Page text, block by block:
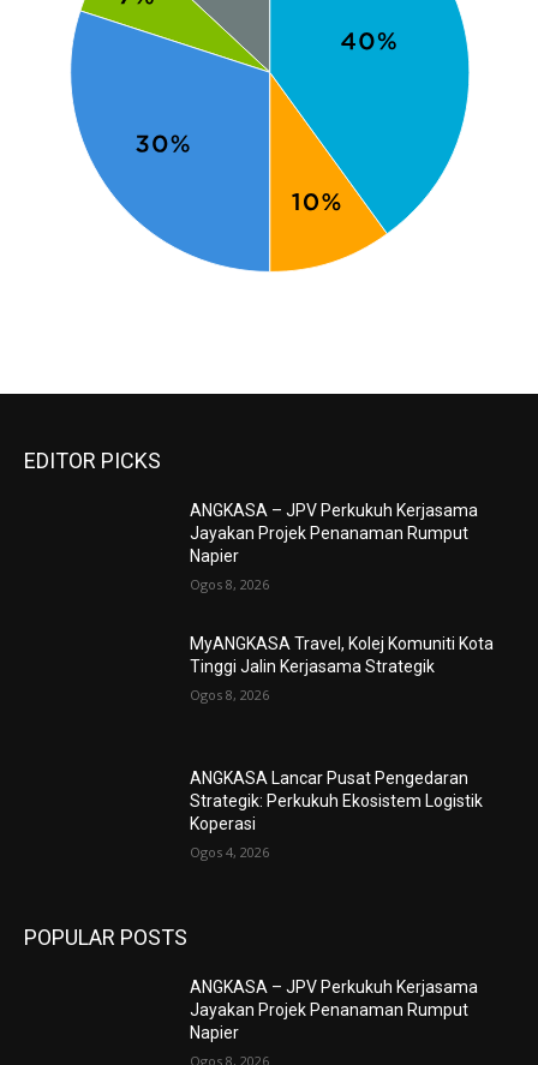
EDITOR PICKS
ANGKASA – JPV Perkukuh Kerjasama
Jayakan Projek Penanaman Rumput
Napier
Ogos 8, 2026
MyANGKASA Travel, Kolej Komuniti Kota
Tinggi Jalin Kerjasama Strategik
Ogos 8, 2026
ANGKASA Lancar Pusat Pengedaran
Strategik: Perkukuh Ekosistem Logistik
Koperasi
Ogos 4, 2026
POPULAR POSTS
ANGKASA – JPV Perkukuh Kerjasama
Jayakan Projek Penanaman Rumput
Napier
Ogos 8, 2026